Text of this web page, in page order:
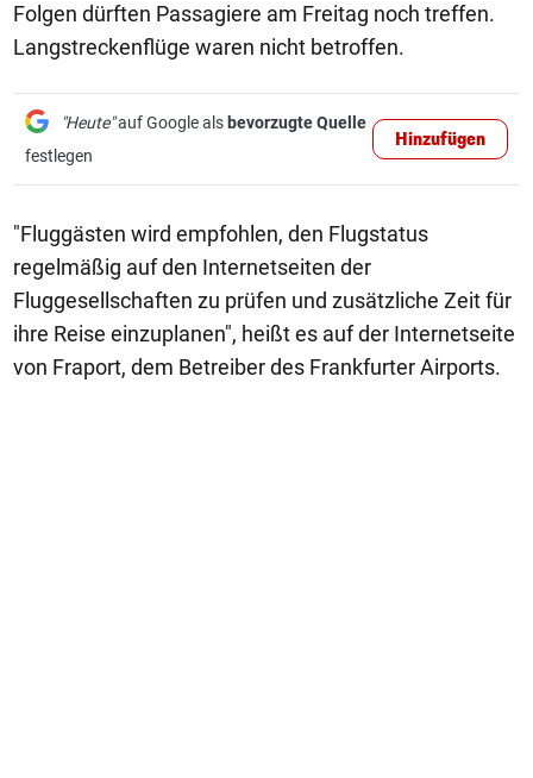
Folgen dürften Passagiere am Freitag noch treffen.
Langstreckenflüge waren nicht betroffen.
"Heute"auf Google als bevorzugte Quelle
festlegen
Hinzufügen
"Fluggästen wird empfohlen, den Flugstatus
regelmäßig auf den Internetseiten der
Fluggesellschaften zu prüfen und zusätzliche Zeit für
ihre Reise einzuplanen", heißt es auf der Internetseite
von Fraport, dem Betreiber des Frankfurter Airports.